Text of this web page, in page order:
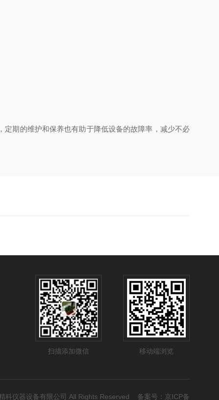
期的维护和保养也有助于降低设备的故障率，减少不必
扫描添加微信 移动端浏览
科仪器设备有限公司 All Rights Reserved 备案号： 京ICP备